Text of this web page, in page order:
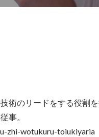
術のリードをする役割を
事。
zhi-wotukuru-toiukiyaria